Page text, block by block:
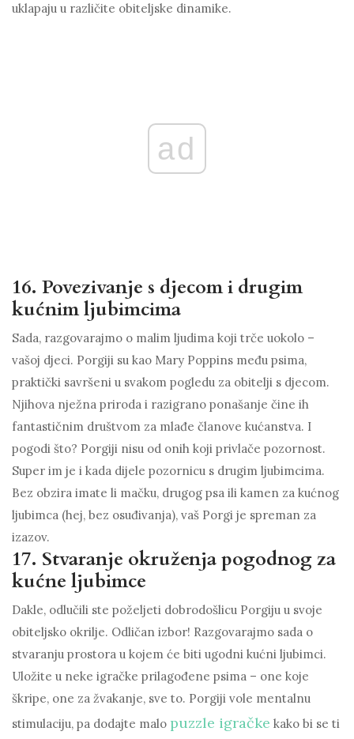
uklapaju u različite obiteljske dinamike.
ad
16. Povezivanje s djecom i drugim
kućnim ljubimcima
Sada, razgovarajmo o malim ljudima koji trče uokolo –
vašoj djeci. Porgiji su kao Mary Poppins među psima,
praktički savršeni u svakom pogledu za obitelji s djecom.
Njihova nježna priroda i razigrano ponašanje čine ih
fantastičnim društvom za mlađe članove kućanstva. I
pogodi što? Porgiji nisu od onih koji privlače pozornost.
Super im je i kada dijele pozornicu s drugim ljubimcima.
Bez obzira imate li mačku, drugog psa ili kamen za kućnog
ljubimca (hej, bez osuđivanja), vaš Porgi je spreman za
izazov.
17. Stvaranje okruženja pogodnog za
kućne ljubimce
Dakle, odlučili ste poželjeti dobrodošlicu Porgiju u svoje
obiteljsko okrilje. Odličan izbor! Razgovarajmo sada o
stvaranju prostora u kojem će biti ugodni kućni ljubimci.
Uložite u neke igračke prilagođene psima – one koje
škripe, one za žvakanje, sve to. Porgiji vole mentalnu
stimulaciju, pa dodajte malo puzzle igračke kako bi se ti